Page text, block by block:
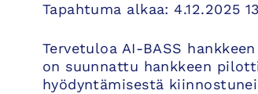
Tapahtuma alkaa: 4.12.2025
Tervetuloa AI-BASS
on suunnattu hankkeen
hyödyntämisestä